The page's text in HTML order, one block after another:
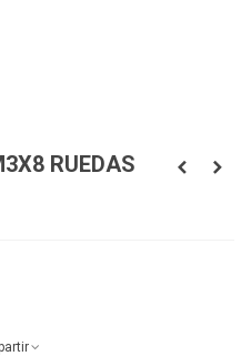
RUEDAS